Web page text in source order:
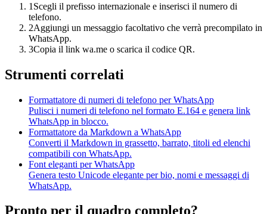
1 Scegli il prefisso internazionale e inserisci il numero di
telefono.
2Aggiungi un messaggio facoltativo che verrà precompilato in
WhatsApp.
3Copia il link wa.me o scarica il codice QR.
Strumenti correlati
Formattatore di numeri di telefono per WhatsApp
Pulisci i numeri di telefono nel formato E.164 e genera link
WhatsApp in blocco.
Formattatore da Markdown a WhatsApp
Converti il Markdown in grassetto, barrato, titoli ed elenchi
compatibili con WhatsApp.
Font eleganti per WhatsApp
Genera testo Unicode elegante per bio, nomi e messaggi di
WhatsApp.
Pronto per il quadro completo?